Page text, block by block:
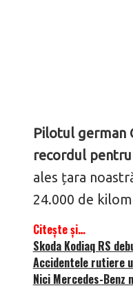
Pilotul german
recordul pentru
ales țara
24.000 de
Citește și…
Skoda Kodiaq RS
Accidentele rutiere
Nici Mercedes-